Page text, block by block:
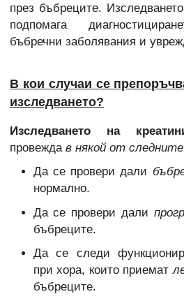
през бъбреците.
подпомага
бъбречни заболявания и
В кои случаи се
изследването?
Изследването на
провежда в някой от
Да се провери дали
нормално.
Да се провери дали
бъбреците.
Да се следи
при хора, които приемат
бъбреците.